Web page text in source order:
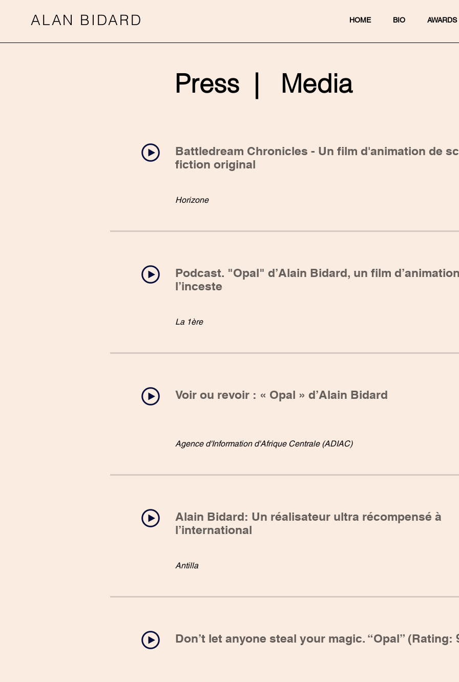
ALAN BIDARD HOME BIO AWARDS
Press | Media
Battledream Chronicles - Un film d'animation de
fiction original
Horizone
Podcast. "Opal" d’Alain Bidard, un film
l’inceste
La 1ère
Voir ou revoir : « Opal » d’Alain Bidard
Agence d'Information d'Afrique Centrale (ADIAC)
Alain Bidard: Un réalisateur ultra récompensé à
l’international
Antilla
Don’t let anyone steal your magic. “Opal” (Rating: